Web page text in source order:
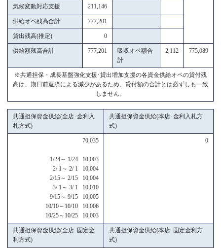
気候変動対応支援 211,146
供給オペ残高合計 777,201
貸出残高(推定) 0
供給額残高合計 777,201
吸収オペ額合
計
2,112 775,089
※共通担保・成長基盤強化支援･貸出増加支援の各資金供給オペの貸付残
高は、期日前返済による減少があるため、貸付額の合計とは必ずしも一致
しません。
共通担保資金供給(全店･金利入
札方式)
共通担保資金供給(本店･金利入札方
式)
70,035
1/24～ 1/24 10,003
2/ 1～ 2/ 1 10,004
2/15～ 2/15 10,004
3/ 1～ 3/ 1 10,010
9/15～ 9/15 10,005
10/10～10/10 10,006
10/25～10/25 10,003
0
共通担保資金供給(全店･固定金
利方式)
共通担保資金供給(本店･固定金利方
式)